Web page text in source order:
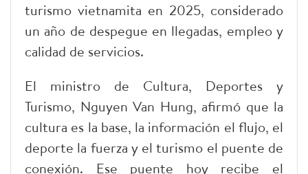
turismo vietnamita en 2025, considerado
un año de despegue en llegadas, empleo y
calidad de servicios.
El ministro de Cultura, Deportes y
Turismo, Nguyen Van Hung, afirmó que la
cultura es la base, la información el flujo, el
deporte la fuerza y el turismo el puente de
conexión. Ese puente hoy recibe el